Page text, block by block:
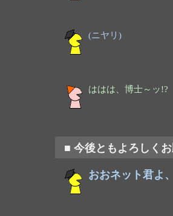
(ニヤリ)
ははは、博士～ッ!?
■ 今後ともよろしく
おおネット君よ